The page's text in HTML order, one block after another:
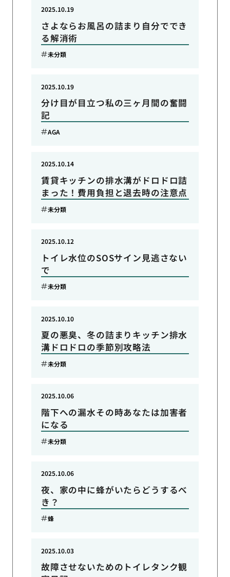
さよならお風呂の詰まり自分ででき
る解消術
2025.10.19
未分類
分け目が目立つ私の三ヶ月間の奮闘
記
2025.10.19
AGA
賃貸キッチンの排水溝がドロドロ詰
まった！費用負担と退去時の注意点
2025.10.14
未分類
トイレ水位のSOSサイン見逃さない
で
2025.10.12
未分類
夏の悪臭、冬の詰まりキッチン排水
溝ドロドロの季節別攻略法
2025.10.10
未分類
階下への漏水その時あなたは加害者
になる
2025.10.06
未分類
夜、家の中に蜂がいたらどうするべ
き？
2025.10.06
蜂
故障させないためのトイレタンク観
2025.10.03